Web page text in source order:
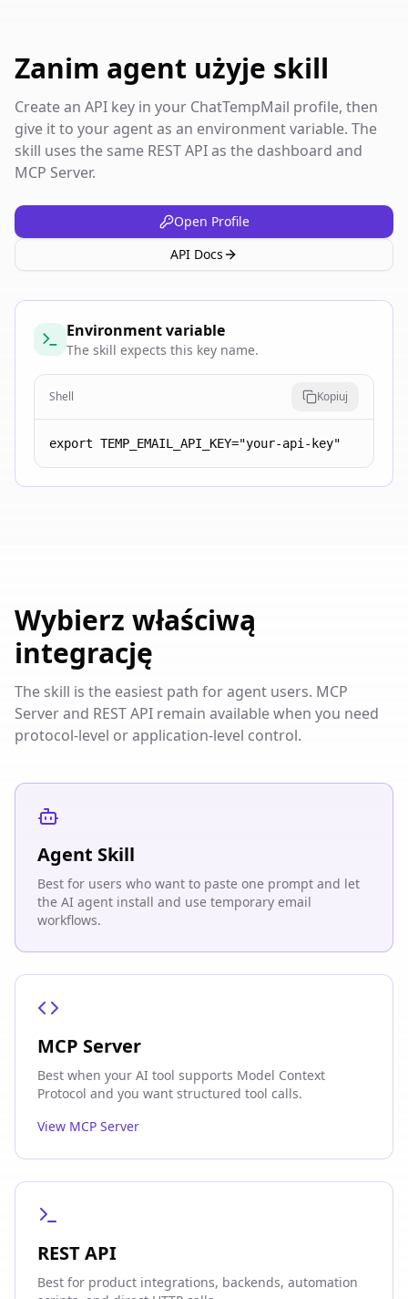
Zanim agent użyje skill
Create an API key in your ChatTempMail profile, then
give it to your agent as an environment variable. The
skill uses the same REST API as the dashboard and
MCP Server.
Open Profile
API Docs
Environment variable
The skill expects this key name.
Shell Kopiuj
export TEMP_EMAIL_API_KEY="your-api-key"
Wybierz właściwą
integrację
The skill is the easiest path for agent users. MCP
Server and REST API remain available when you need
protocol-level or application-level control.
Agent Skill
Best for users who want to paste one prompt and let
the AI agent install and use temporary email
workflows.
MCP Server
Best when your AI tool supports Model Context
Protocol and you want structured tool calls.
View MCP Server
REST API
Best for product integrations, backends, automation